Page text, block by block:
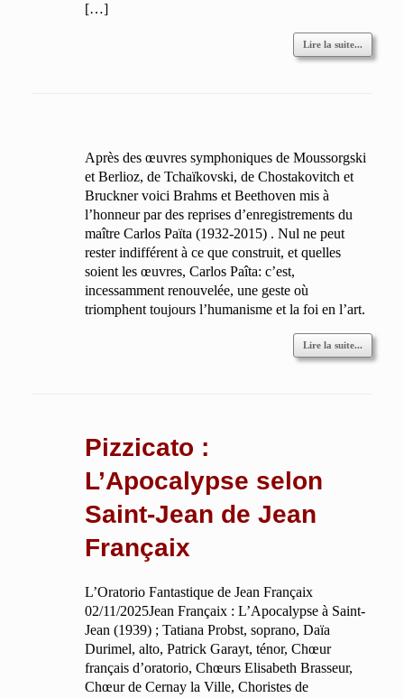
[…]
Lire la suite...
Après des œuvres symphoniques de Moussorgski
et Berlioz, de Tchaïkovski, de Chostakovitch et
Bruckner voici Brahms et Beethoven mis à
l’honneur par des reprises d’enregistrements du
maître Carlos Païta (1932-2015) . Nul ne peut
rester indifférent à ce que construit, et quelles
soient les œuvres, Carlos Paîta: c’est,
incessamment renouvelée, une geste où
triomphent toujours l’humanisme et la foi en l’art.
Lire la suite...
Pizzicato :
L’Apocalypse selon
Saint-Jean de Jean
Françaix
L’Oratorio Fantastique de Jean Françaix
02/11/2025Jean Françaix : L’Apocalypse à Saint-
Jean (1939) ; Tatiana Probst, soprano, Daïa
Durimel, alto, Patrick Garayt, ténor, Chœur
français d’oratorio, Chœurs Elisabeth Brasseur,
Chœur de Cernay la Ville, Choristes de